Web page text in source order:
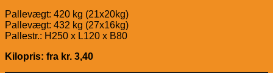
Pallevægt: 420 kg (21x20kg)
Pallevægt: 432 kg (27x16kg)
Pallestr.: H250 x L120 x B80
Kilopris: fra kr. 3,40